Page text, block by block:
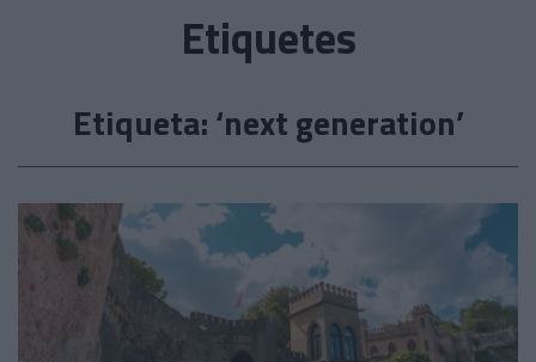
Etiquetes
Etiqueta: ‘next generation’